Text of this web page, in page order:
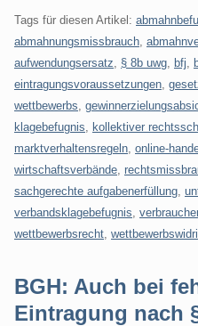
Tags für diesen Artikel:
abmahnungsmissbrauch
aufwendungsersatz
§ 8b uwg bfj
eintragungsvoraussetzungen
wettbewerbs
klagebefugnis
kollektiver
marktverhaltensregeln online-
wirtschaftsverbände
sachgerechte aufgabenerfüllung
verbandsklagebefugnis
wettbewerbsrecht
BGH: Auch bei
Eintragung nach